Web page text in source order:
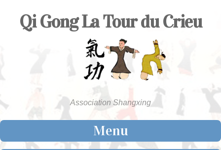
Qi Gong La Tour du Crieu
Association Shangxing
Menu